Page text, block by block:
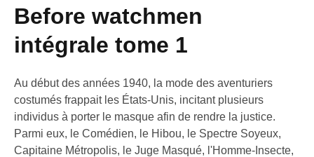
before watchmen
intégrale tome 1
Au début des années 1940, la mode des aventuriers
costumés frappait les États-Unis, incitant plusieurs
individus à porter le masque afin de rendre la justice.
Parmi eux, le Comédien, le Hibou, le Spectre Soyeux,
Capitaine Métropolis, le Juge Masqué, l'Homme-Insecte,